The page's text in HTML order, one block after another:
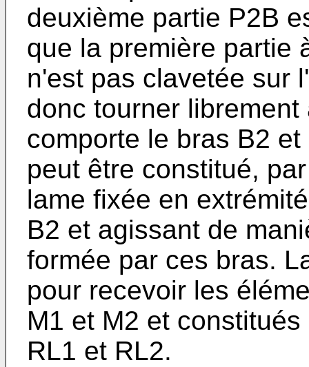
deuxième partie P2B
que la première partie
n'est pas clavetée sur
donc tourner
comporte le bras B2
peut être constitué,
lame fixée en
B2 et agissant de
formée par ces bras.
pour recevoir les
M1 et M2 et
RL1 et RL2.